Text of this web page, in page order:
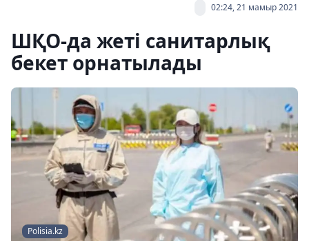
02:24, 21 мамыр 2021
ШҚО-да жеті санитарлық
бекет орнатылады
Polisia.kz